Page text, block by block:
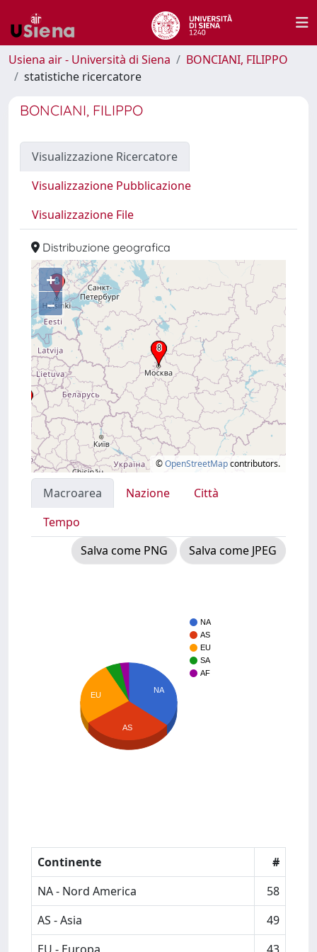
Usiena air - Università di Siena
BONCIANI, FILIPPO
statistiche ricercatore
BONCIANI, FILIPPO
Visualizzazione Ricercatore
Visualizzazione Pubblicazione
Visualizzazione File
Distribuzione geografica
+
–
©OpenStreetMapcontributors.
Macroarea Nazione
Città
Tempo
Salva come PNG
Salva come JPEG
NA
AS
EU
SA
AF
NA
EU
AS
Continente
#
NA - Nord America
58
AS - Asia
49